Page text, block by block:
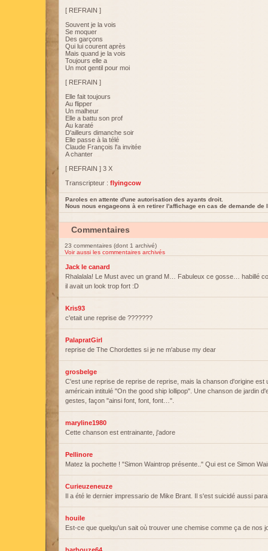
[ REFRAIN ]
Souvent je la vois
Se moquer
Des garçons
Qui lui courent après
Mais quand je la vois
Toujours elle a
Un mot gentil pour moi
[ REFRAIN ]
Elle fait toujours
Au flipper
Un malheur
Elle a battu son prof
Au karaté
D'ailleurs dimanche soir
Elle passe à la télé
Claude François l'a invitée
A chanter
[ REFRAIN ] 3 X
Transcripteur : flyingcow
Paroles en attente d'une autorisation des ayants droit.
Nous nous engageons à en retirer l'affichage en cas de demande de
Commentaires
23 commentaires (dont 1 archivé)
Voir aussi les commentaires archivés
Jack le canard
Rhalalala! Le Must avec un grand M… Fabuleux ce gosse… habillé
il avait un look trop fort :D
Kris93
c'etait une reprise de ???????
PalapratGirl
reprise de The Chordettes si je ne m'abuse my dear
grosbelge
C'est une reprise de reprise de reprise, mais la chanson d'origine est
américain intitulé "On the good ship lollipop". Une chanson de jardin
gestes, façon "ainsi font, font, font…".
maryline1980
Cette chanson est entrainante, j'adore
Pellinore
Matez la pochette ! "Simon Waintrop présente.." Qui est ce Simon
Curieuzeneuze
Il a été le dernier impressario de Mike Brant. Il s'est suicidé aussi
houile
Est-ce que quelqu'un sait où trouver une chemise comme ça de nos